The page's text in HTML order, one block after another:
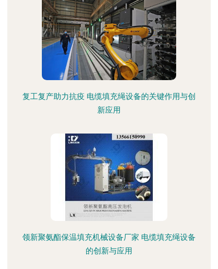
复工复产助力抗疫 电缆填充绳设备的关键作用与创
新应用
领新聚氨酯保温填充机械设备厂家 电缆填充绳设备
的创新与应用